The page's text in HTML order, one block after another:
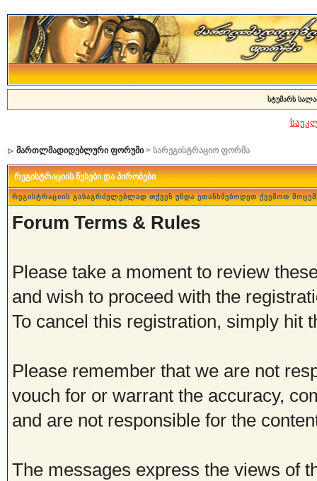
სტუმარს
მართლმადიდებლური ფორუმი> სარეგისტრაციო ფორმა
რეგისტრაციის წესები და პირობები
რეგისტრაციის გასაგრძელებლად თქვენ უნდა ეთანხმებოდეთ ქვემოთ
Forum Terms & Rules
Please take a moment to review
and wish to proceed with the
To cancel this registration, simply hit
Please remember that we are not
vouch for or warrant the accuracy,
and are not responsible for the
The messages express the views of